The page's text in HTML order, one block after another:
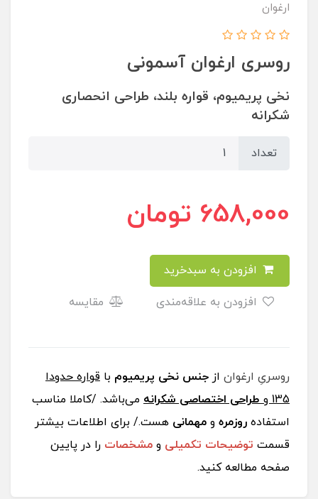
ارغوان
روسری ارغوان آسمونی
نخی پریمیوم،‌ قواره بلند، طراحی انحصاری
شکرانه
تعداد
658,000 تومان
مقایسه
روسریِ ارغوان از جنس نخی پریمیوم با قواره حدودا
135 و
طراحی اختصاصی شکرانه می‌باشد. /کاملا مناسب
استفاده روزمره و مهمانی هست./ برای اطلاعات بیشتر
قسمت توضیحات تکمیلی و مشخصات را در پایین
صفحه مطالعه کنید.